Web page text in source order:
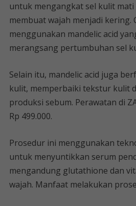
untuk mengangkat sel kulit
membuat wajah menjadi kering.
menggunakan mandelic acid
merangsang pertumbuhan sel
Selain itu, mandelic acid juga
kulit, memperbaiki tekstur kulit
produksi sebum. Perawatan di
Rp 499.000.
Prosedur ini menggunakan
untuk menyuntikkan serum
mengandung glutathione dan
wajah. Manfaat melakukan